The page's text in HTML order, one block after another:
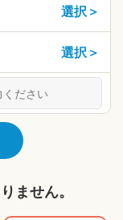
選択＞
選択＞
ません。